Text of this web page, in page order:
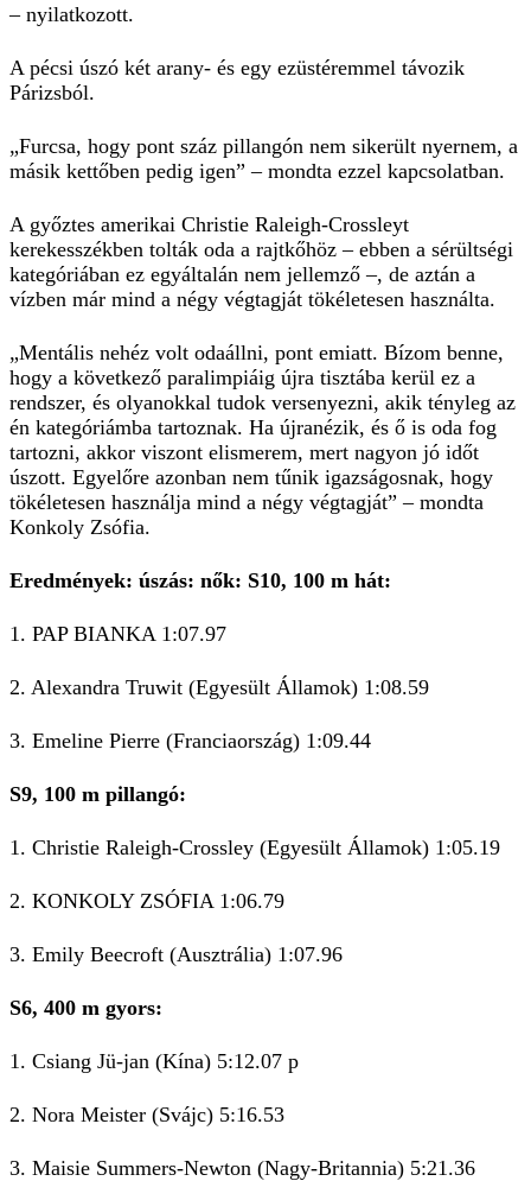
– nyilatkozott.
A pécsi úszó két arany- és egy ezüstéremmel távozik
Párizsból.
„Furcsa, hogy pont száz pillangón nem sikerült nyernem, a
másik kettőben pedig igen” – mondta ezzel kapcsolatban.
A győztes amerikai Christie Raleigh-Crossleyt
kerekesszékben tolták oda a rajtkőhöz – ebben a sérültségi
kategóriában ez egyáltalán nem jellemző –, de aztán a
vízben már mind a négy végtagját tökéletesen használta.
„Mentális nehéz volt odaállni, pont emiatt. Bízom benne,
hogy a következő paralimpiáig újra tisztába kerül ez a
rendszer, és olyanokkal tudok versenyezni, akik tényleg az
én kategóriámba tartoznak. Ha újranézik, és ő is oda fog
tartozni, akkor viszont elismerem, mert nagyon jó időt
úszott. Egyelőre azonban nem tűnik igazságosnak, hogy
tökéletesen használja mind a négy végtagját” – mondta
Konkoly Zsófia.
Eredmények: úszás: nők: S10, 100 m hát:
1. PAP BIANKA 1:07.97
2. Alexandra Truwit (Egyesült Államok) 1:08.59
3. Emeline Pierre (Franciaország) 1:09.44
S9, 100 m pillangó:
1. Christie Raleigh-Crossley (Egyesült Államok) 1:05.19
2. KONKOLY ZSÓFIA 1:06.79
3. Emily Beecroft (Ausztrália) 1:07.96
S6, 400 m gyors:
1. Csiang Jü-jan (Kína) 5:12.07 p
2. Nora Meister (Svájc) 5:16.53
3. Maisie Summers-Newton (Nagy-Britannia) 5:21.36